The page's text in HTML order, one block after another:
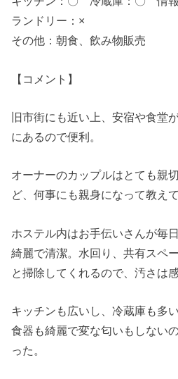
ランドリー：×
その他：朝食、飲み物販売
【コメント】
旧市街にも近い上、安宿や食堂
にあるので便利。
オーナーのカップルはとても親
ど、何事にも親身になって教えて
ホステル内はお手伝いさんが毎
綺麗で清潔。水回り、共有スペ
と掃除してくれるので、汚さは
キッチンも広いし、冷蔵庫も多
食器も綺麗で変な匂いもしない
った。